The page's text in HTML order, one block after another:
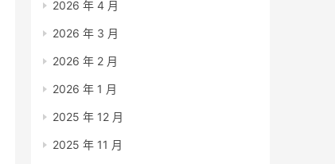
2026 年 4 月
2026 年 3 月
2026 年 2 月
2026 年 1 月
2025 年 12 月
2025 年 11 月